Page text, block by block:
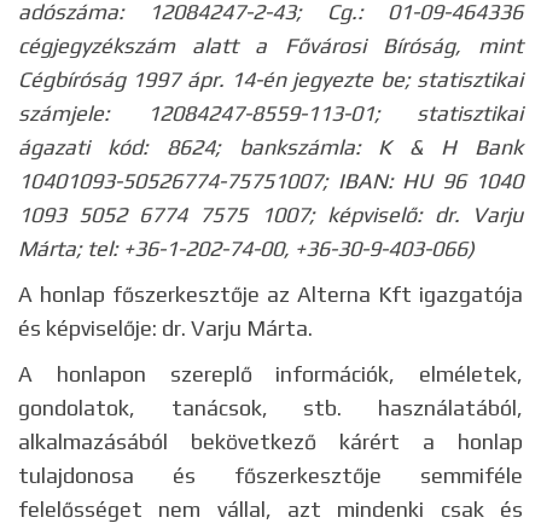
adószáma: 12084247-2-43; Cg.: 01-09-464336
cégjegyzékszám alatt a Fővárosi Bíróság, mint
Cégbíróság 1997 ápr. 14-én jegyezte be; statisztikai
számjele: 12084247-8559-113-01; statisztikai
ágazati kód: 8624; bankszámla: K & H Bank
10401093-50526774-75751007; IBAN: HU 96 1040
1093 5052 6774 7575 1007; képviselő: dr. Varju
Márta; tel: +36-1-202-74-00, +36-30-9-403-066)
A honlap főszerkesztője az Alterna Kft igazgatója
és képviselője: dr. Varju Márta.
A honlapon szereplő információk, elméletek,
gondolatok, tanácsok, stb. használatából,
alkalmazásából bekövetkező kárért a honlap
tulajdonosa és főszerkesztője semmiféle
felelősséget nem vállal, azt mindenki csak és